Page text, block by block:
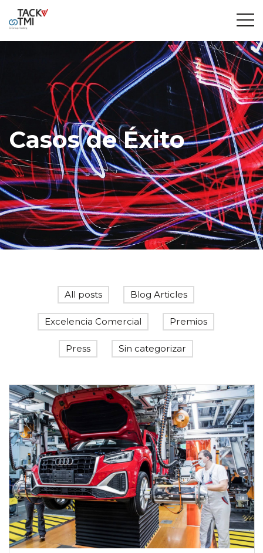
Casos de Éxito
All posts Blog Articles
Excelencia Comercial Premios
Press Sin categorizar